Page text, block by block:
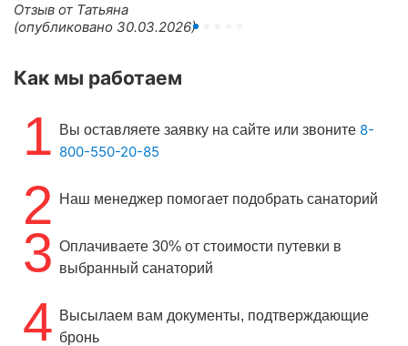
Отзыв от Татьяна
(опубликовано 30.03.2026)
Как мы работаем
1 Вы оставляете заявку на сайте или звоните 8-
800-550-20-85
2 Наш менеджер помогает подобрать санаторий
3 Оплачиваете 30% от стоимости путевки в
выбранный санаторий
4 Высылаем вам документы, подтверждающие
бронь